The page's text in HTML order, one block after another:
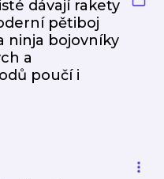
dávají rakety
pětiboj
ninja bojovníky
a
poučí i